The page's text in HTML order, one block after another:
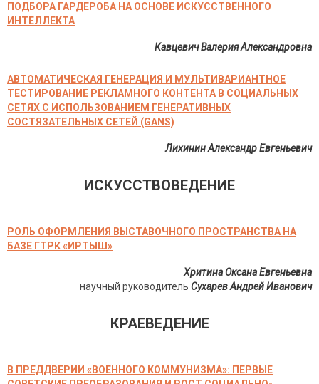
ПОДБОРА ГАРДЕРОБА НА ОСНОВЕ ИСКУССТВЕННОГО
ИНТЕЛЛЕКТА
Кавцевич Валерия Александровна
АВТОМАТИЧЕСКАЯ ГЕНЕРАЦИЯ И МУЛЬТИВАРИАНТНОЕ
ТЕСТИРОВАНИЕ РЕКЛАМНОГО КОНТЕНТА В СОЦИАЛЬНЫХ
СЕТЯХ С ИСПОЛЬЗОВАНИЕМ ГЕНЕРАТИВНЫХ
СОСТЯЗАТЕЛЬНЫХ СЕТЕЙ (GANS)
Лихинин Александр Евгеньевич
ИСКУССТВОВЕДЕНИЕ
РОЛЬ ОФОРМЛЕНИЯ ВЫСТАВОЧНОГО ПРОСТРАНСТВА НА
БАЗЕ ГТРК «ИРТЫШ»
Хритина Оксана Евгеньевна
научный руководитель Сухарев Андрей Иванович
КРАЕВЕДЕНИЕ
В ПРЕДДВЕРИИ «ВОЕННОГО КОММУНИЗМА»: ПЕРВЫЕ